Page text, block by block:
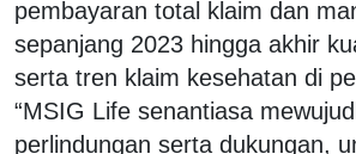
pembayaran total klaim dan
sepanjang 2023 hingga akhir
serta tren klaim kesehatan di
“MSIG Life senantiasa
perlindungan serta dukungan,